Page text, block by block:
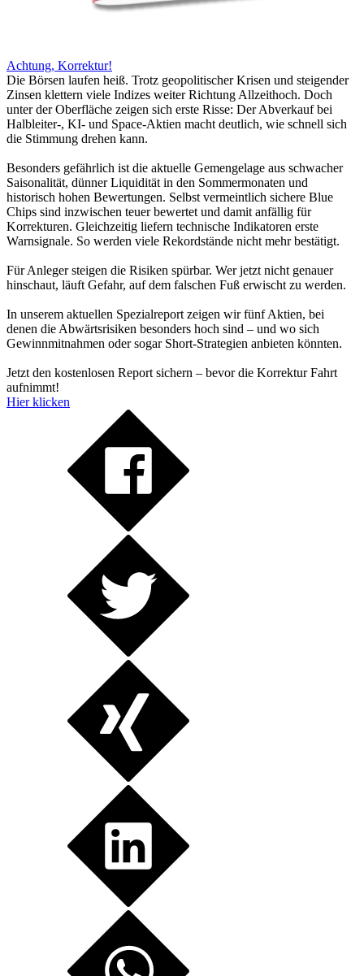
Achtung, Korrektur!
Die Börsen laufen heiß. Trotz geopolitischer Krisen und steigender
Zinsen klettern viele Indizes weiter Richtung Allzeithoch. Doch
unter der Oberfläche zeigen sich erste Risse: Der Abverkauf bei
Halbleiter-, KI- und Space-Aktien macht deutlich, wie schnell sich
die Stimmung drehen kann.
Besonders gefährlich ist die aktuelle Gemengelage aus schwacher
Saisonalität, dünner Liquidität in den Sommermonaten und
historisch hohen Bewertungen. Selbst vermeintlich sichere Blue
Chips sind inzwischen teuer bewertet und damit anfällig für
Korrekturen. Gleichzeitig liefern technische Indikatoren erste
Warnsignale. So werden viele Rekordstände nicht mehr bestätigt.
Für Anleger steigen die Risiken spürbar. Wer jetzt nicht genauer
hinschaut, läuft Gefahr, auf dem falschen Fuß erwischt zu werden.
In unserem aktuellen Spezialreport zeigen wir fünf Aktien, bei
denen die Abwärtsrisiken besonders hoch sind – und wo sich
Gewinnmitnahmen oder sogar Short-Strategien anbieten könnten.
Jetzt den kostenlosen Report sichern – bevor die Korrektur Fahrt
aufnimmt!
Hier klicken